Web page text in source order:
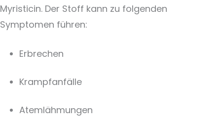
Myristicin. Der Stoff kann zu folgenden
Symptomen führen:
Erbrechen
Krampfanfälle
Atemlähmungen